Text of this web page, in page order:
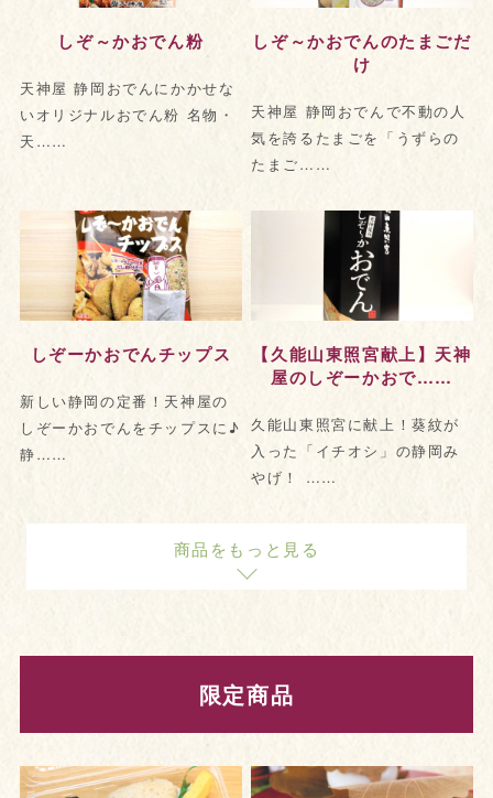
しぞ～かおでん粉
天神屋 静岡おでんにかかせな
いオリジナルおでん粉 名物・
天……
しぞ～かおでんのたまごだ
け
天神屋 静岡おでんで不動の人
気を誇るたまごを「うずらの
たまご……
しぞーかおでんチップス
新しい静岡の定番！天神屋の
しぞーかおでんをチップスに♪
静……
【久能山東照宮献上】天神
屋のしぞーかおで……
久能山東照宮に献上！葵紋が
入った「イチオシ」の静岡み
やげ！ ……
商品をもっと見る
限定商品